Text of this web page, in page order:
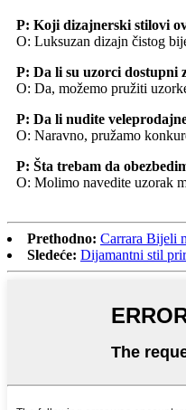
P: Koji dizajnerski stilovi
O: Luksuzan dizajn čistog
P: Da li su uzorci dostupni
O: Da, možemo pružiti
P: Da li nudite
O: Naravno, pružamo
P: Šta trebam da
O: Molimo navedite uzorak
Prethodno: Carrara Bijeli
Sledeće: Dijamantni stil